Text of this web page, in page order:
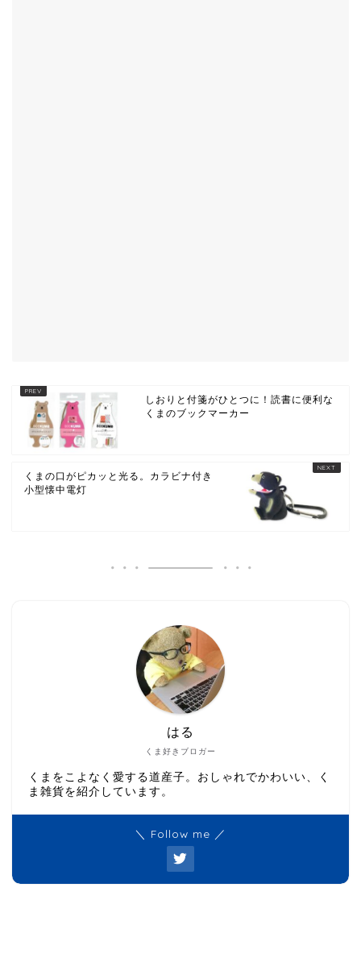
しおりと付箋がひとつに！読書に便利な
くまのブックマーカー
くまの口がピカッと光る。カラビナ付き
小型懐中電灯
くま好きブロガー
はる
くまをこよなく愛する道産子。おしゃれでかわいい、く
ま雑貨を紹介しています。
＼ Follow me ／